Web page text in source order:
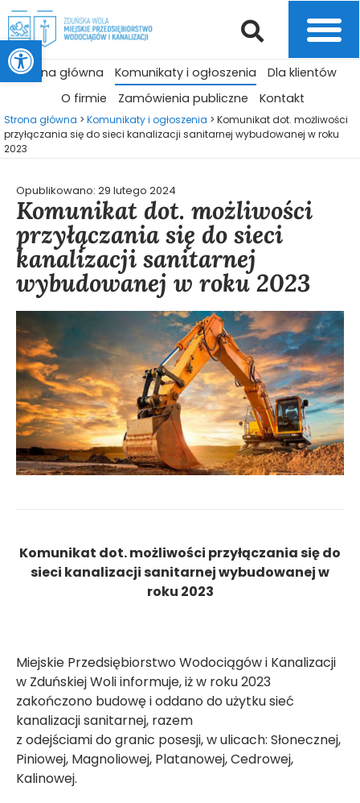
Otwórz pasek narzędzi
Strona główna Komunikaty i ogłoszenia
Dla klientów
O firmie
Zamówienia publiczne Kontakt
Strona główna > Komunikaty i ogłoszenia > Komunikat dot. możliwości
przyłączania się do sieci kanalizacji sanitarnej wybudowanej w roku
2023
Opublikowano: 29 lutego 2024
Komunikat dot. możliwości
przyłączania się do sieci
kanalizacji sanitarnej
wybudowanej w roku 2023
Komunikat dot. możliwości przyłączania się do
sieci kanalizacji sanitarnejwybudowanej w
roku 2023
Miejskie Przedsiębiorstwo Wodociągów i Kanalizacji
w Zduńskiej Woli informuje, iż w roku 2023
zakończono budowę i oddano do użytku sieć
kanalizacji sanitarnej, razem
z odejściami do granic posesji, w ulicach: Słonecznej,
Piniowej, Magnoliowej, Platanowej, Cedrowej,
Kalinowej.